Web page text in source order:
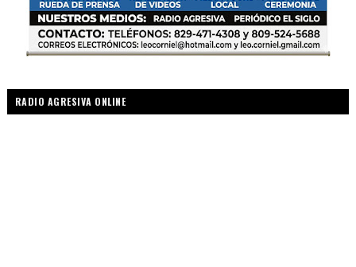
RADIO AGRESIVA ONLINE